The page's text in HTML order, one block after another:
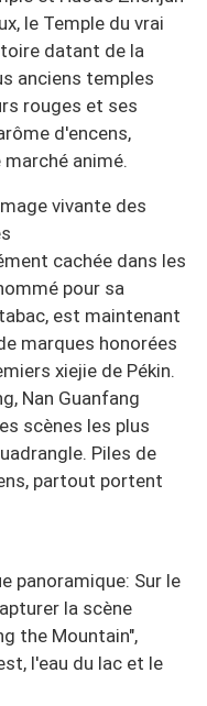
le Temple du vrai
datant de la
anciens temples
rouges et ses
d'encens,
animé.
vivante des
cachée dans les
pour sa
est maintenant
marques honorées
xiejie de Pékin.
Nan Guanfang
scènes les plus
Piles de
partout portent
panoramique: Sur le
la scène
the Mountain",
l'eau du lac et le